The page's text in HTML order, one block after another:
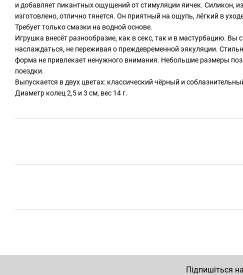
и добавляет пикантных ощущений от стимуляции яичек. Силикон,
изготовлено, отлично тянется. Он приятный на ощупь, лёгкий в
Требует только смазки на водной основе.
Игрушка внесёт разнообразие, как в секс, так и в мастурбацию. Вы
наслаждаться, не переживая о преждевременной эякуляции.
форма не привлекает ненужного внимания. Небольшие размеры
поездки.
Выпускается в двух цветах: классический чёрный и
Диаметр колец 2,5 и 3 см, вес 14 г.
Підпишіться